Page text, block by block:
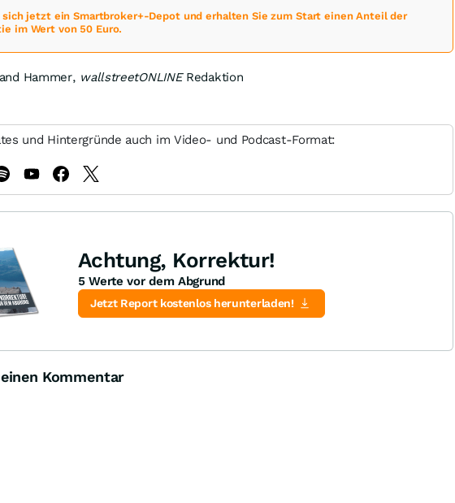
sich jetzt ein Smartbroker+-Depot und erhalten Sie zum Start einen Anteil der
im Wert von 50 Euro.
Hammer, wallstreetONLINERedaktion
und Hintergründe auch im Video- und Podcast-Format:
Achtung, Korrektur!
5 Werte vor dem Abgrund
Jetzt Report kostenlos herunterladen!
Kommentar